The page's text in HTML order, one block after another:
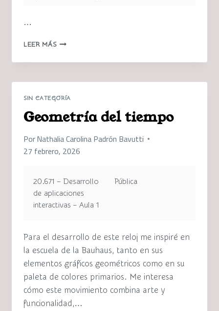
…
LEER MÁSFGOP.
01.
DEL
PADRÓN
SIN CATEGORÍA
Geometría del tiempo
PorNathalia Carolina Padrón Bavutti
27 febrero, 2026
20.671 – Desarrollo
de aplicaciones
interactivas – Aula 1
Pública
Para el desarrollo de este reloj me inspiré en
la escuela de la Bauhaus, tanto en sus
elementos gráficos geométricos como en su
paleta de colores primarios. Me interesa
cómo este movimiento combina arte y
funcionalidad,…